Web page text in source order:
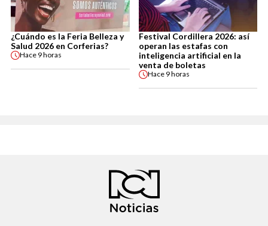
¿Cuándo es la Feria Belleza y
Salud 2026 en Corferias?
Hace 9 horas
Festival Cordillera 2026: así
operan las estafas con
inteligencia artificial en la
venta de boletas
Hace 9 horas